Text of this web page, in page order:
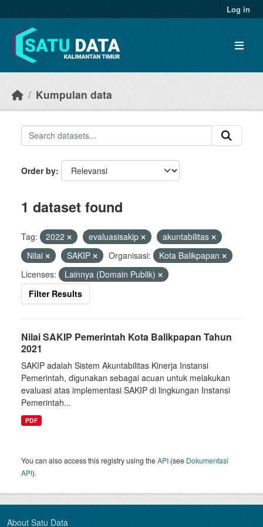
Log in
Kumpulan data
Order by
1 dataset found
Tag: 2022 evaluasisakip
akuntabilitas
Nilai
SAKIP Organisasi:
Kota Balikpapan
Licenses:
Lainnya (Domain Publik)
Filter Results
Nilai SAKIP Pemerintah Kota Balikpapan Tahun
2021
SAKIP adalah Sistem Akuntabilitas Kinerja Instansi
Pemerintah, digunakan sebagai acuan untuk melakukan
evaluasi atas implementasi SAKIP di lingkungan Instansi
Pemerintah...
PDF
You can also access this registry using theAPI (see Dokumentasi
API).
About Satu Data